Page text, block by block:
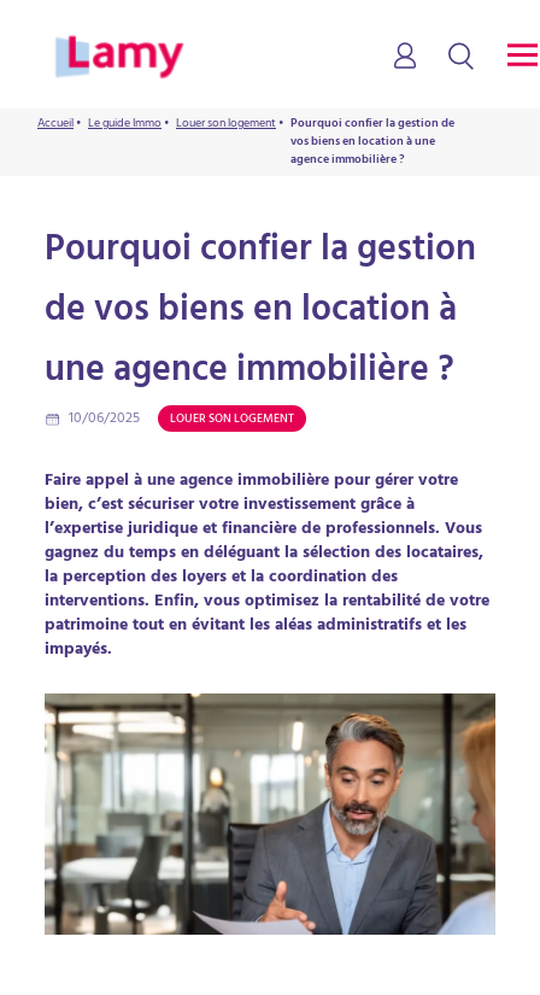
Accueil• Le guide Immo• Louer son logement• Pourquoi confier la gestion de
vos biens en location à une
agence immobilière ?
Pourquoi confier la gestion
de vos biens en location à
une agence immobilière ?
10/06/2025 LOUER SON LOGEMENT
Faire appel à une agence immobilière pour gérer votre
bien, c’est sécuriser votre investissement grâce à
l’expertise juridique et financière de professionnels. Vous
gagnez du temps en déléguant la sélection des locataires,
la perception des loyers et la coordination des
interventions. Enfin, vous optimisez la rentabilité de votre
patrimoine tout en évitant les aléas administratifs et les
impayés.